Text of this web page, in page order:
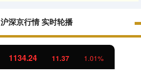
沪深京行情 实时轮播
1134.24 11.37 1.01%